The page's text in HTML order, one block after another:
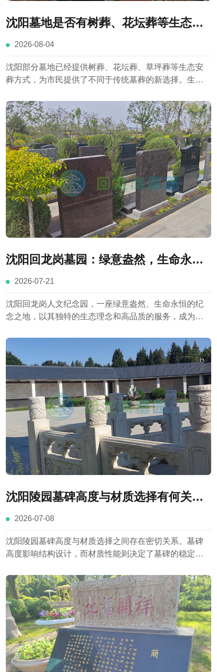
沈阳墓地是否有树葬、花坛葬等生态葬
选项？与传统墓葬有哪些区别？
2026-08-04
沈阳部分墓地已经提供树葬、花坛葬、草坪葬等生态安
葬方式，为市民提供了不同于传统墓葬的新选择。生态
方式等方面存在明显区别。
沈阳回龙岗墓园：绿意盎然，生命永恒
的纪念
2026-07-21
沈阳回龙岗人文纪念园，一座绿意盎然、生命永恒的纪
念之地，以其独特的生态理念和高品质的服务，成为城
沈阳陵园墓碑高度与材质选择有何关
联？
2026-07-08
沈阳陵园墓碑高度与材质选择之间存在密切关系。墓碑
高度影响结构设计，而材质性能则决定了墓碑的稳定
各具特点，在实际设计过程中，需要结合沈阳地区气候
条件、陵园规划要求以及家庭需求新综合选择。